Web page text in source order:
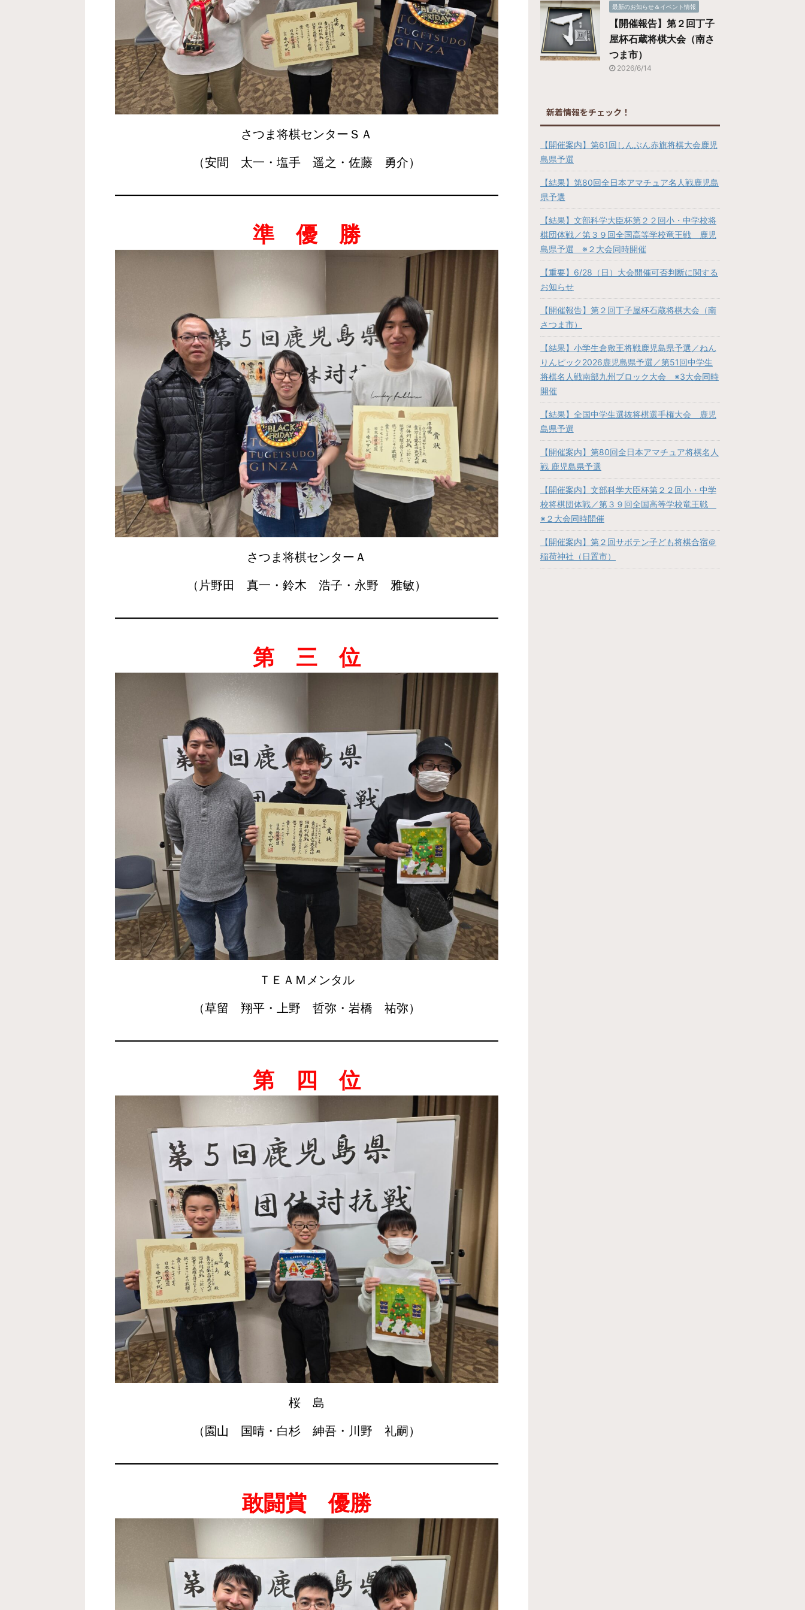
さつま将棋センターＳＡ
（安間 太一・塩手 遥之・佐藤 勇介）
準 優 勝
さつま将棋センターＡ
（片野田 真一・鈴木 浩子・永野 雅敏）
第 三 位
ＴＥＡＭメンタル
（草留 翔平・上野 哲弥・岩橋 祐弥）
第 四 位
桜 島
（園山 国晴・白杉 紳吾・川野 礼嗣）
敢闘賞 優勝
最新のお知らせ＆イベント情報
【開催報告】第２回丁子
屋杯石蔵将棋大会（南さ
つま市）
2026/6/14
新着情報をチェック！
【開催案内】第61回しんぶん赤旗将棋大会鹿児
島県予選
【結果】第80回全日本アマチュア名人戦鹿児島
県予選
【結果】文部科学大臣杯第２２回小・中学校将
棋団体戦／第３９回全国高等学校竜王戦 鹿児
島県予選 ※２大会同時開催
【重要】6/28（日）大会開催可否判断に関する
お知らせ
【開催報告】第２回丁子屋杯石蔵将棋大会（南
さつま市）
【結果】小学生倉敷王将戦鹿児島県予選／ねん
りんピック2026鹿児島県予選／第51回中学生
将棋名人戦南部九州ブロック大会 ※3大会同時
開催
【結果】全国中学生選抜将棋選手権大会 鹿児
島県予選
【開催案内】第80回全日本アマチュア将棋名人
戦 鹿児島県予選
【開催案内】文部科学大臣杯第２２回小・中学
校将棋団体戦／第３９回全国高等学校竜王戦
※２大会同時開催
【開催案内】第２回サボテン子ども将棋合宿＠
稲荷神社（日置市）